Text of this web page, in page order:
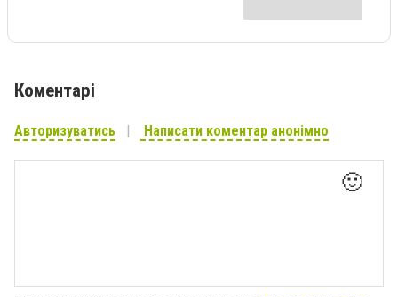
Коментарі
Авторизуватись Написати коментар анонімно
🙂